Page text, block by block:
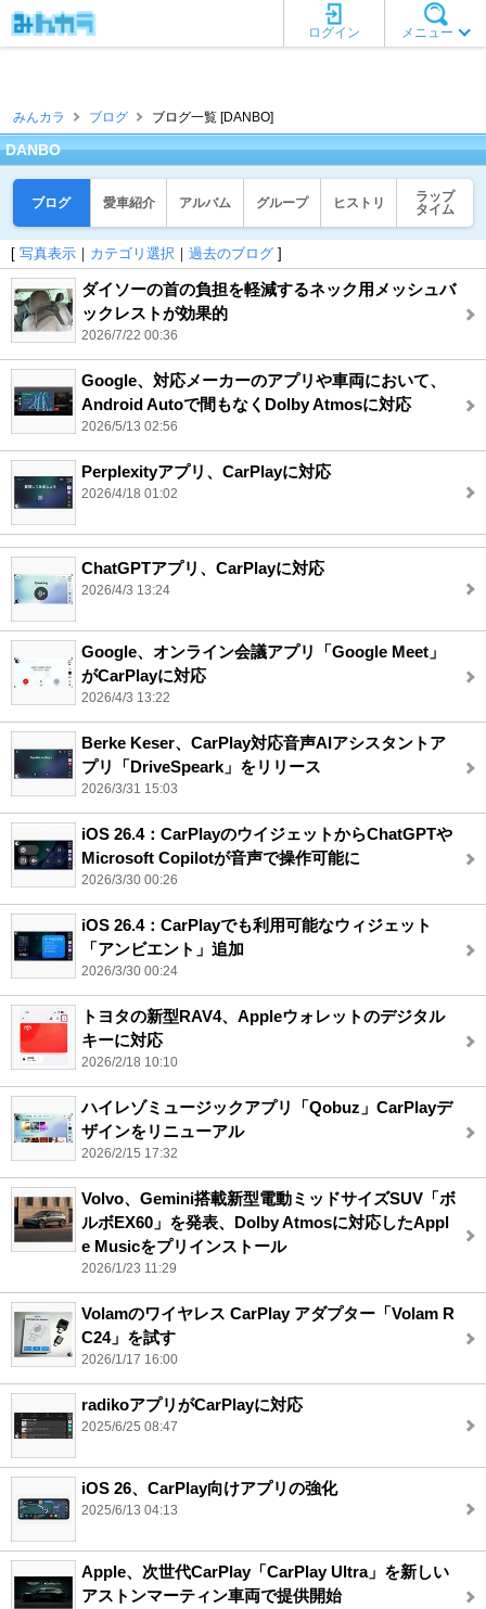
メニュー
ログイン
みんカラ ブログ ブログ一覧 [DANBO]
DANBO
ブログ 愛車紹介 アルバム グループ ヒストリ
ラップ
タイム
[ 写真表示 ｜ カテゴリ選択 ｜ 過去のブログ ]
ダイソーの首の負担を軽減するネック用メッシュバ
ックレストが効果的
2026/7/22 00:36
Google、対応メーカーのアプリや車両において、
Android Autoで間もなくDolby Atmosに対応
2026/5/13 02:56
Perplexityアプリ、CarPlayに対応
2026/4/18 01:02
ChatGPTアプリ、CarPlayに対応
2026/4/3 13:24
Google、オンライン会議アプリ「Google Meet」
がCarPlayに対応
2026/4/3 13:22
Berke Keser、CarPlay対応音声AIアシスタントア
プリ「DriveSpeark」をリリース
2026/3/31 15:03
iOS 26.4：CarPlayのウイジェットからChatGPTや
Microsoft Copilotが音声で操作可能に
2026/3/30 00:26
iOS 26.4：CarPlayでも利用可能なウィジェット
「アンビエント」追加
2026/3/30 00:24
トヨタの新型RAV4、Appleウォレットのデジタル
キーに対応
2026/2/18 10:10
ハイレゾミュージックアプリ「Qobuz」CarPlayデ
ザインをリニューアル
2026/2/15 17:32
Volvo、Gemini搭載新型電動ミッドサイズSUV「ボ
ルボEX60」を発表、Dolby Atmosに対応したAppl
e Musicをプリインストール
2026/1/23 11:29
Volamのワイヤレス CarPlay アダプター「Volam R
C24」を試す
2026/1/17 16:00
radikoアプリがCarPlayに対応
2025/6/25 08:47
iOS 26、CarPlay向けアプリの強化
2025/6/13 04:13
Apple、次世代CarPlay「CarPlay Ultra」を新しい
アストンマーティン車両で提供開始